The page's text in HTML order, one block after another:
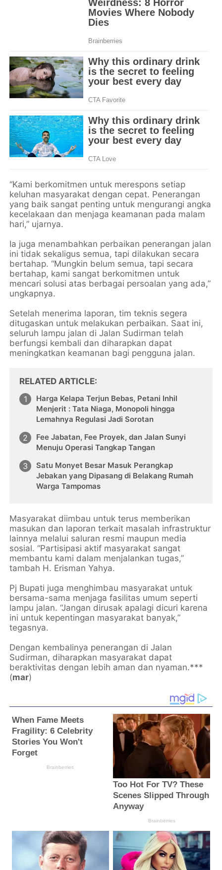
“Kami berkomitmen untuk merespons setiap
keluhan masyarakat dengan cepat. Penerangan
yang baik sangat penting untuk mengurangi angka
kecelakaan dan menjaga keamanan pada malam
hari,” ujarnya.
Ia juga menambahkan perbaikan penerangan jalan
ini tidak sekaligus semua, tapi dilakukan secara
bertahap. “Mungkin belum semua, tapi secara
bertahap, kami sangat berkomitmen untuk
mencari solusi atas berbagai persoalan yang ada,”
ungkapnya.
Setelah menerima laporan, tim teknis segera
ditugaskan untuk melakukan perbaikan. Saat ini,
seluruh lampu jalan di Jalan Sudirman telah
berfungsi kembali dan diharapkan dapat
meningkatkan keamanan bagi pengguna jalan.
RELATED ARTICLE
Harga Kelapa Terjun Bebas, Petani Inhil
Menjerit : Tata Niaga, Monopoli hingga
Lemahnya Regulasi Jadi Sorotan
Fee Jabatan, Fee Proyek, dan Jalan Sunyi
Menuju Operasi Tangkap Tangan
Satu Monyet Besar Masuk Perangkap
Jebakan yang Dipasang di Belakang Rumah
Warga Tampomas
Masyarakat diimbau untuk terus memberikan
masukan dan laporan terkait masalah infrastruktur
lainnya melalui saluran resmi maupun media
sosial. “Partisipasi aktif masyarakat sangat
membantu kami dalam menjalankan tugas,”
tambah H. Erisman Yahya.
Pj Bupati juga menghimbau masyarakat untuk
bersama-sama menjaga fasilitas umum seperti
lampu jalan. “Jangan dirusak apalagi dicuri karena
ini untuk kepentingan masyarakat banyak,”
tegasnya.
Dengan kembalinya penerangan di Jalan
Sudirman, diharapkan masyarakat dapat
beraktivitas dengan lebih aman dan nyaman.***
(mar)